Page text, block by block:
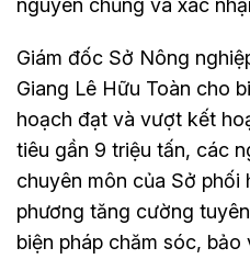
nguyên chủng và xác
Giám đốc Sở Nông
Giang Lê Hữu Toàn cho
hoạch đạt và vượt kết
tiêu gần 9 triệu tấn, các
chuyên môn của Sở
phương tăng cường
biện pháp chăm sóc,